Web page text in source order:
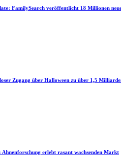
FamilySearch veröffentlicht 18 Millionen
Zugang über Halloween zu über 1,5
Ahnenforschung erlebt rasant wachsenden Markt